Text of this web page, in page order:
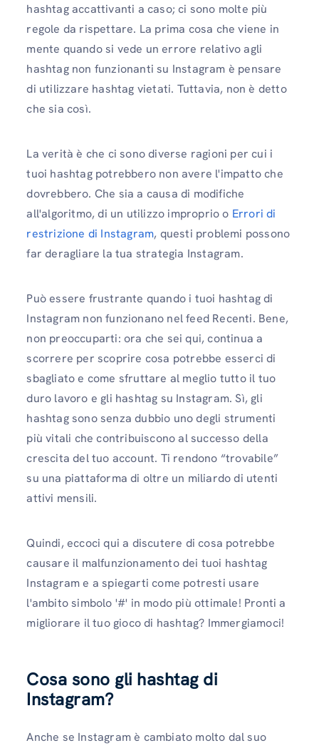
hashtag accattivanti a caso; ci sono molte più
regole da rispettare. La prima cosa che viene in
mente quando si vede un errore relativo agli
hashtag non funzionanti su Instagram è pensare
di utilizzare hashtag vietati. Tuttavia, non è detto
che sia così.
La verità è che ci sono diverse ragioni per cui i
tuoi hashtag potrebbero non avere l'impatto che
dovrebbero. Che sia a causa di modifiche
all'algoritmo, di un utilizzo improprio o Errori di
restrizione di Instagram, questi problemi possono
far deragliare la tua strategia Instagram.
Può essere frustrante quando i tuoi hashtag di
Instagram non funzionano nel feed Recenti. Bene,
non preoccuparti: ora che sei qui, continua a
scorrere per scoprire cosa potrebbe esserci di
sbagliato e come sfruttare al meglio tutto il tuo
duro lavoro e gli hashtag su Instagram. Sì, gli
hashtag sono senza dubbio uno degli strumenti
più vitali che contribuiscono al successo della
crescita del tuo account. Ti rendono “trovabile”
su una piattaforma di oltre un miliardo di utenti
attivi mensili.
Quindi, eccoci qui a discutere di cosa potrebbe
causare il malfunzionamento dei tuoi hashtag
Instagram e a spiegarti come potresti usare
l'ambito simbolo '#' in modo più ottimale! Pronti a
migliorare il tuo gioco di hashtag? Immergiamoci!
Cosa sono gli hashtag di
Instagram?
Anche se Instagram è cambiato molto dal suo